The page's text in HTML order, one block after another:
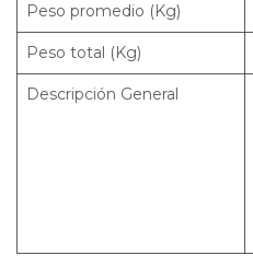
Peso promedio (Kg)
Peso total (Kg)
Descripción General